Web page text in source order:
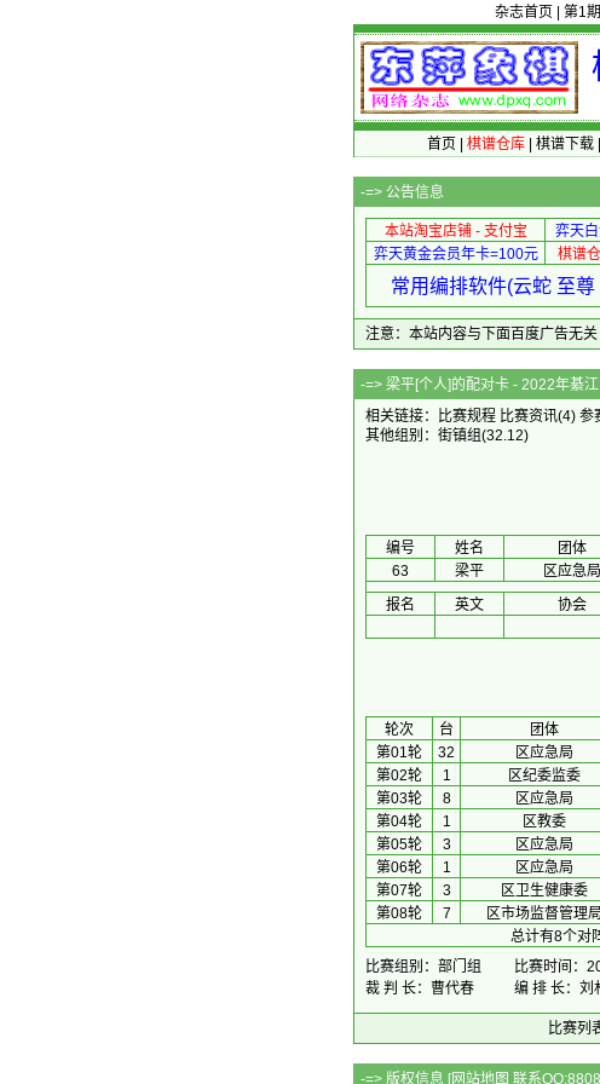
杂志首页 第1期
首页 棋谱仓库| 棋谱下载|
-=> 公告信息
本站淘宝店铺 - 支付宝 弈天
弈天黄金会员年卡=100元
棋谱
常用编排软件(云蛇 至
注意：本站内容与下面百度广告无
-=> 梁平[个人]的配对卡
相关链接：
比赛规程 比赛资讯(4) 参
其他组别： 街镇组(32.12)
编号 姓名 团体
63
梁平 区应急局
报名
英文 协会
轮次 台 团体
第01轮
32 区应急局
第02轮
1 区纪委监委
第03轮
8 区应急局
第04轮
1 区教委
第05轮
3 区应急局
第06轮
1 区应急局
第07轮
3 区卫生健康委
第08轮
7 区市场监督管理局
总计有8个对
比赛组别：部门组
比赛时间：
裁 判 长：曹代春
编 排 长：刘
比赛列
-=> 版权信息 [网站地图 联系